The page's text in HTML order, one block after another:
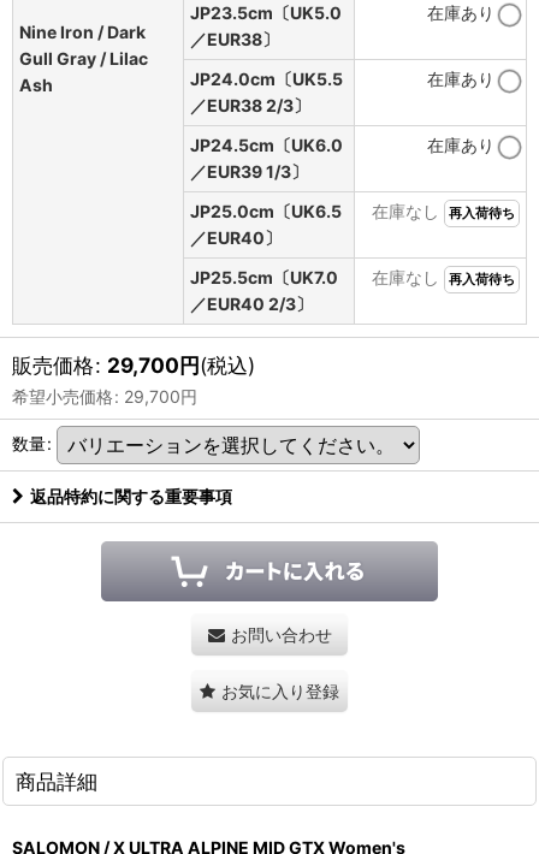
Nine Iron / Dark
Gull Gray / Lilac
Ash
JP23.5cm〔UK5.0
／EUR38〕
在庫あり
JP24.0cm〔UK5.5
／EUR38 2/3〕
在庫あり
JP24.5cm〔UK6.0
／EUR39 1/3〕
在庫あり
JP25.0cm〔UK6.5
／EUR40〕
在庫なし 再入荷待ち
JP25.5cm〔UK7.0
／EUR40 2/3〕
在庫なし 再入荷待ち
販売価格: 29,700円(税込)
希望小売価格: 29,700円
数量:
返品特約に関する重要事項
お問い合わせ
お気に入り登録
商品詳細
SALOMON / X ULTRA ALPINE MID GTX Women's